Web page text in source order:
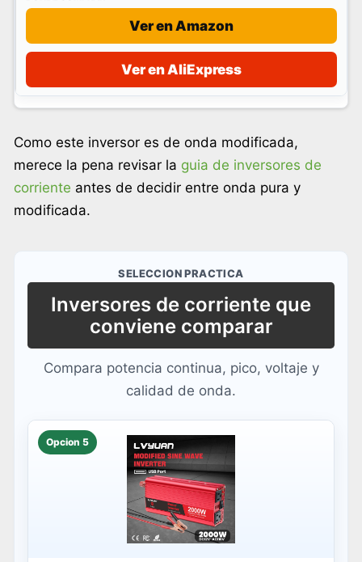
Ver en Amazon
Ver en AliExpress
Como este inversor es de onda modificada,
merece la pena revisar la guia de inversores de
corriente antes de decidir entre onda pura y
modificada.
SELECCION PRACTICA
Inversores de corriente que
conviene comparar
Compara potencia continua, pico, voltaje y
calidad de onda.
Opcion 5